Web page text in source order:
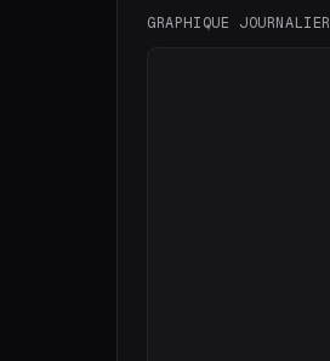
GRAPHIQUE JOURNALIER